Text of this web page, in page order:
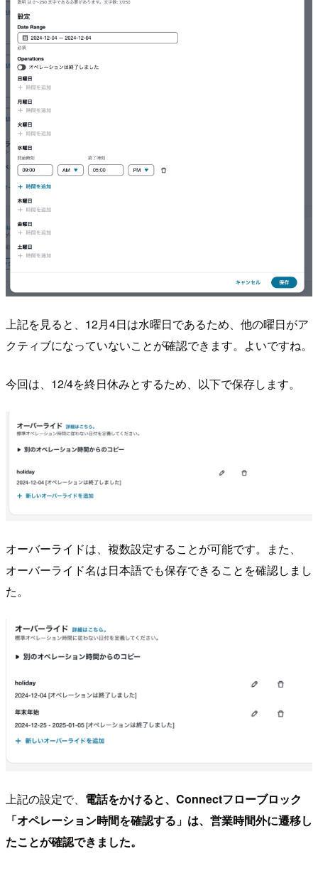
上記を見ると、12月4日は水曜日であるため、他の曜日がア
クティブになっていないことが確認できます。よいですね。
今回は、12/4を終日休みとするため、以下で保存します。
オーバーライドは、複数設定することが可能です。また、
オーバーライド名は日本語でも保存できることを確認しまし
た。
上記の設定で、 電話をかけると、Connectフローブロック
「オペレーション時間を確認する」は、営業時間外に遷移し
たことが確認できました。